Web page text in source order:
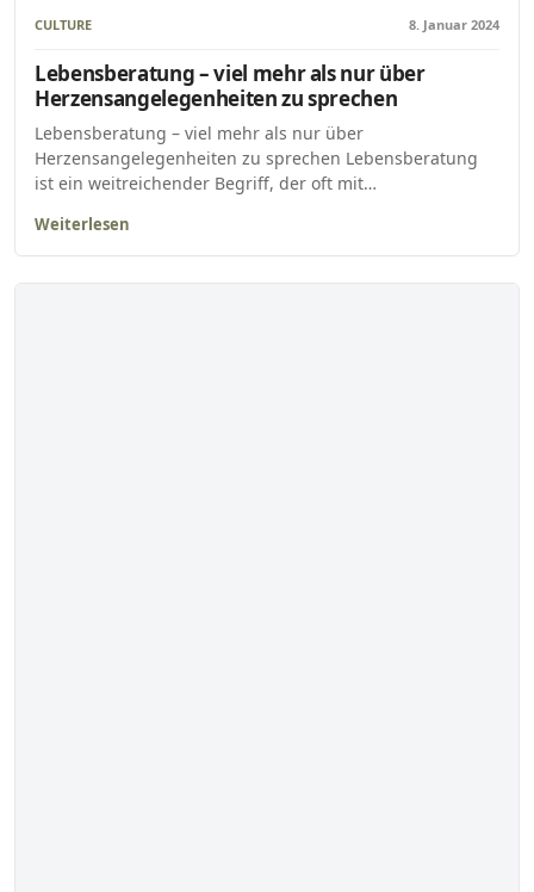
CULTURE 8. Januar 2024
Lebensberatung – viel mehr als nur über
Herzensangelegenheiten zu sprechen
Lebensberatung – viel mehr als nur über
Herzensangelegenheiten zu sprechen Lebensberatung
ist ein weitreichender Begriff, der oft mit…
Weiterlesen